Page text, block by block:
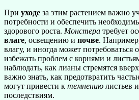
При уходе за этим растением важно
потребности и обеспечить
здорового роста. Монстера требует
влаге, освещению и почве.
влагу, и иногда может потребоваться
избежать проблем с корнями и
наблюдать, как лианы стремятся
важно знать, как предотвратить
могут привести к темнению листьев
последствиям.